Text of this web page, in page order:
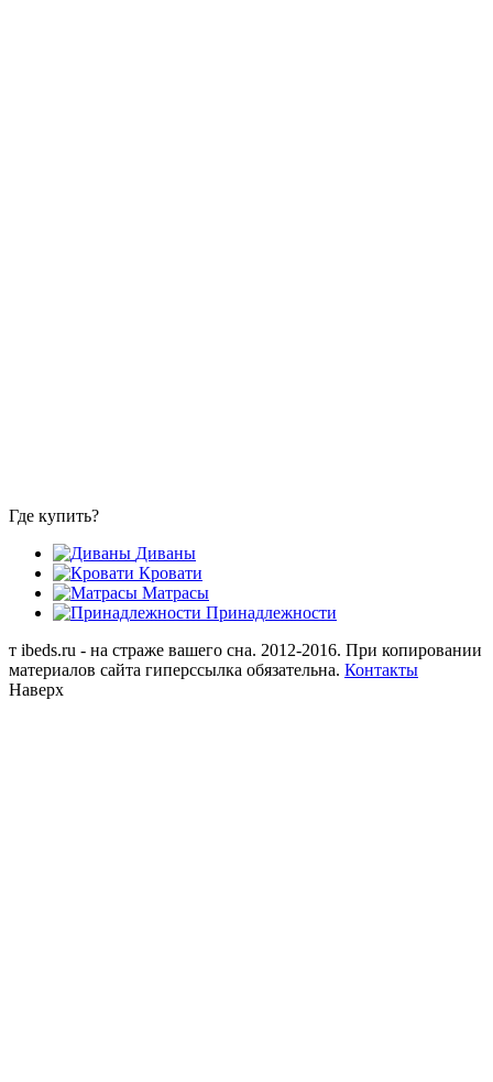
Где купить?
Диваны
Кровати
Матрасы
Принадлежности
т ibeds.ru - на страже вашего сна. 2012-2016. При копировании
материалов сайта гиперссылка обязательна. Контакты
Наверх